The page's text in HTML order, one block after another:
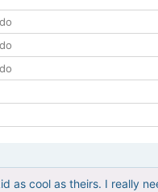
as cool as theirs. I really